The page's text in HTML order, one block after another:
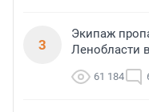
3
Экипаж
Ленобласти
61 184